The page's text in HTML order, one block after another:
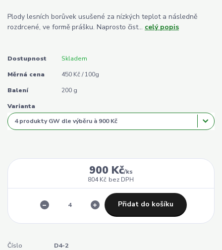
Plody lesních borůvek usušené za nízkých teplot a následně
rozdrcené, ve formě prášku. Naprosto čist... celý popis
Dostupnost Skladem
Měrná cena 450 Kč / 100g
Balení 200 g
Varianta
900 Kč/ks
804 Kč bez DPH
Přidat do košíku
Číslo
D4-2